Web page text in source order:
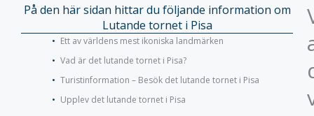
På den här sidan hittar du följande information om
Lutande tornet i Pisa
Ett av världens mest ikoniska landmärken
Vad är det lutande tornet i Pisa?
Turistinformation – Besök det lutande tornet i Pisa
Upplev det lutande tornet i Pisa